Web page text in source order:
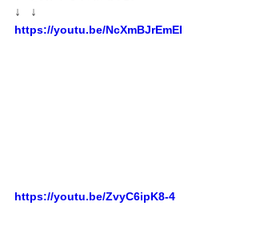
↓   ↓
https://youtu.be/NcXmBJrEmEI
https://youtu.be/ZvyC6ipK8-4